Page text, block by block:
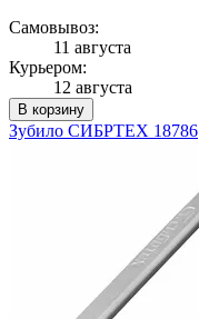
Самовывоз:
11 августа
Курьером:
12 августа
В корзину
Зубило СИБРТЕХ 18786